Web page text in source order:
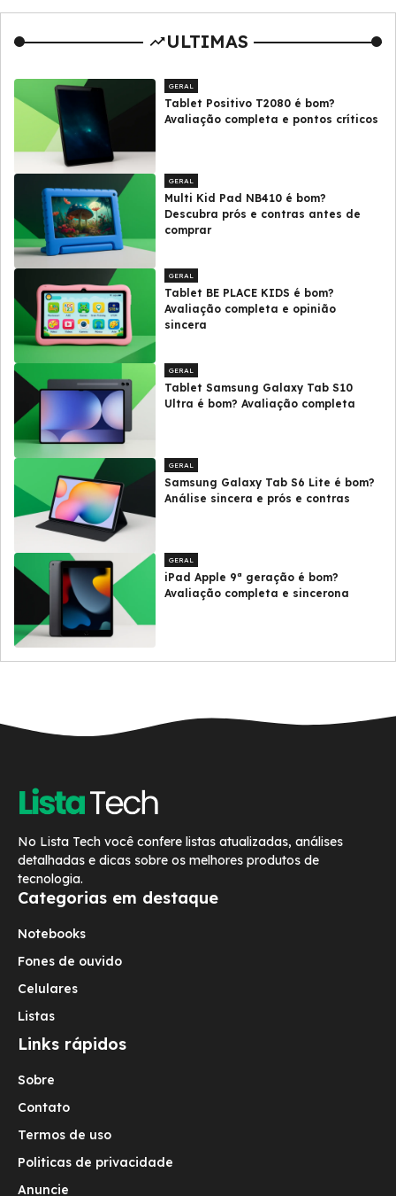
ULTIMAS
GERAL
Tablet Positivo T2080 é bom?
Avaliação completa e pontos críticos
GERAL
Multi Kid Pad NB410 é bom?
Descubra prós e contras antes de
comprar
GERAL
Tablet BE PLACE KIDS é bom?
Avaliação completa e opinião
sincera
GERAL
Tablet Samsung Galaxy Tab S10
Ultra é bom? Avaliação completa
GERAL
Samsung Galaxy Tab S6 Lite é bom?
Análise sincera e prós e contras
GERAL
iPad Apple 9ª geração é bom?
Avaliação completa e sincerona
No Lista Tech você confere listas atualizadas, análises
detalhadas e dicas sobre os melhores produtos de
tecnologia.
Categorias em destaque
Notebooks
Fones de ouvido
Celulares
Listas
Links rápidos
Sobre
Contato
Termos de uso
Politicas de privacidade
Anuncie